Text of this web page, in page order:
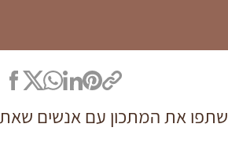
שתפו את המתכון עם אנשים